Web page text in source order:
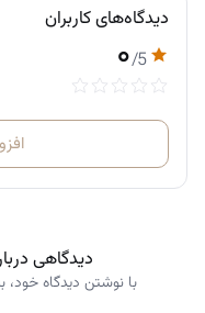
دیدگاه‌های کاربران
۰/5
دیدگاهی
با نوشتن دیدگاه خود،